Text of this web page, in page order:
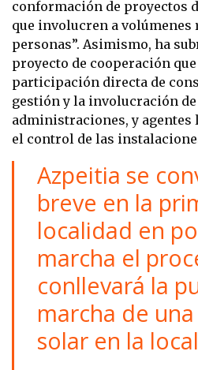
conformación de proyectos
que involucren a volúmenes
personas”. Asimismo, ha
proyecto de cooperación
participación directa de
gestión y la involucración
administraciones, y agentes
el control de las
Azpeitia se
breve en la
localidad en
marcha el
conllevará la
marcha de
solar en la